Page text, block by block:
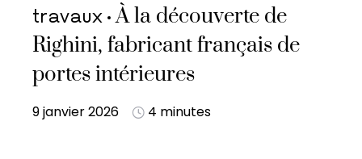
travaux À la découverte de
Righini, fabricant français de
portes intérieures
9 janvier 2026 4 minutes